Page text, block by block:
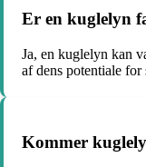
Er en kuglelyn
Ja, en kuglelyn kan
af dens potentiale for
Kommer